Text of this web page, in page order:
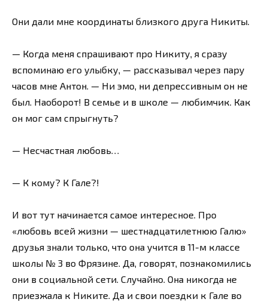
Они дали мне координаты близкого друга Никиты.
— Когда меня спрашивают про Никиту, я сразу
вспоминаю его улыбку, — рассказывал через пару
часов мне Антон. — Ни эмо, ни депрессивным он не
был. Наоборот! В семье и в школе — любимчик. Как
он мог сам спрыгнуть?
— Несчастная любовь…
— К кому? К Гале?!
И вот тут начинается самое интересное. Про
«любовь всей жизни — шестнадцатилетнюю Галю»
друзья знали только, что она учится в 11-м классе
школы № 3 во Фрязине. Да, говорят, познакомились
они в социальной сети. Случайно. Она никогда не
приезжала к Никите. Да и свои поездки к Гале во